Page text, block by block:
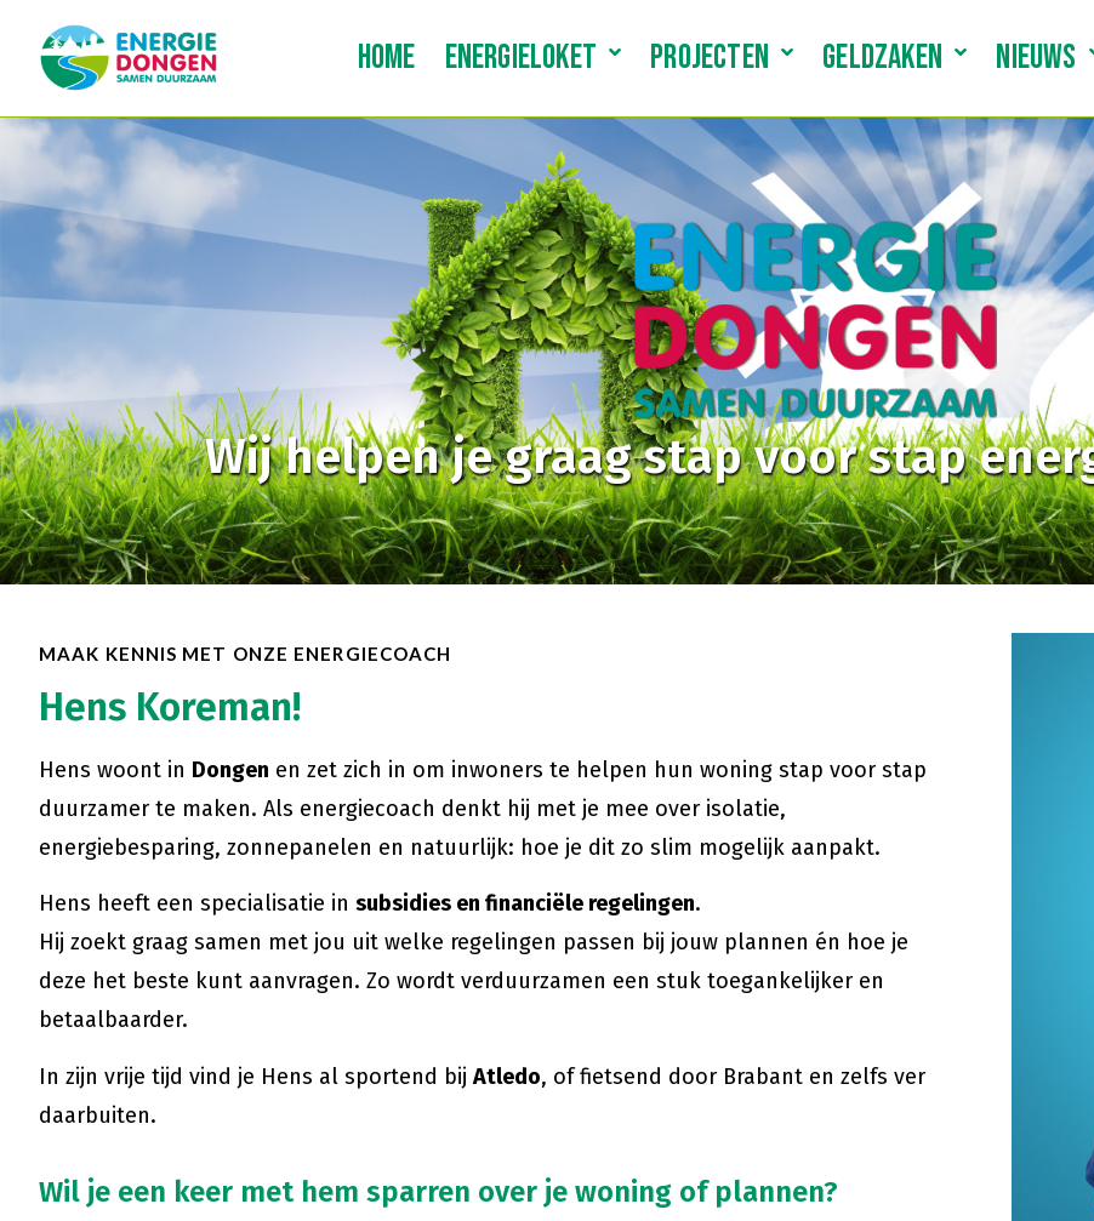
HOME ENERGIELOKET PROJECTEN GELDZAKEN NIEUWS
Wij helpen je graag stap voor stap
MAAK KENNIS MET ONZE ENERGIECOACH
Hens Koreman!
Hens woont in Dongen en zet zich in om inwoners te helpen hun woning stap voor stap
duurzamer te maken. Als energiecoach denkt hij met je mee over isolatie,
energiebesparing, zonnepanelen en natuurlijk: hoe je dit zo slim mogelijk aanpakt.
Hens heeft een specialisatie in subsidies en financiële regelingen.
Hij zoekt graag samen met jou uit welke regelingen passen bij jouw plannen én hoe je
deze het beste kunt aanvragen. Zo wordt verduurzamen een stuk toegankelijker en
betaalbaarder.
In zijn vrije tijd vind je Hens al sportend bijAtledo, of fietsend door Brabant en zelfs ver
daarbuiten.
Wil je een keer met hem sparren over je woning of plannen?